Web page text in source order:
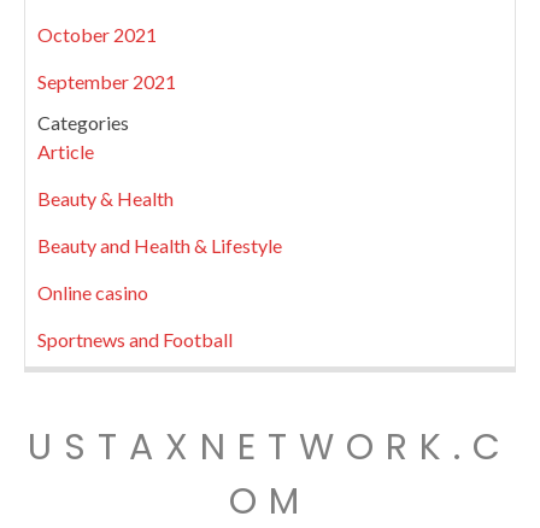
October 2021
September 2021
Categories
Article
Beauty & Health
Beauty and Health & Lifestyle
Online casino
Sportnews and Football
USTAXNETWORK.C
OM